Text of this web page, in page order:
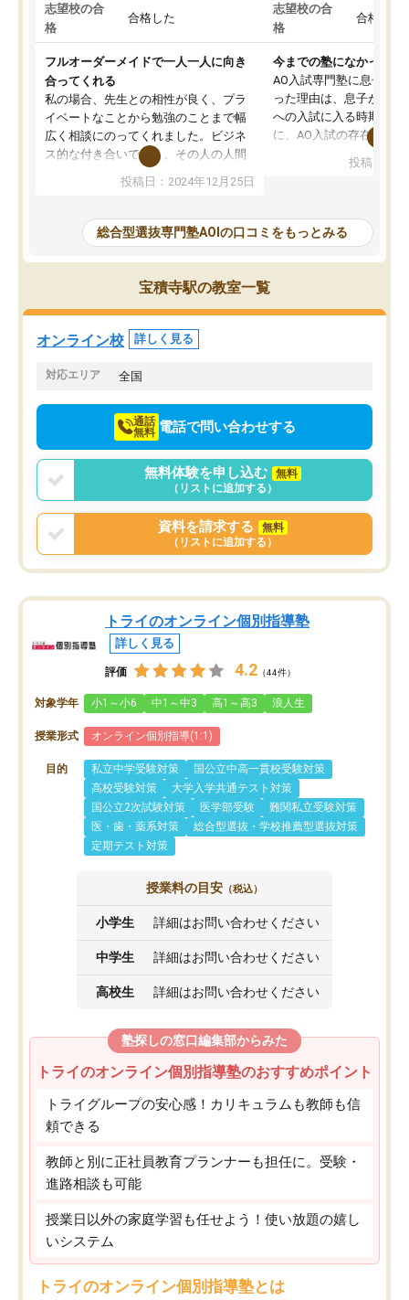
志望校の合
格
合格した
フルオーダーメイドで一人一人に向き
合ってくれる
私の場合、先生との相性が良く、プラ
イベートなことから勉強のことまで幅
広く相談にのってくれました。ビジネ
ス的な付き合いでなく、その人の人間
性までを適切に把握し、むきあってい
るなぁと強く感じることできました。
と相談すると、他の先生も紹介してく
ださり、客観的なアドバイスもいただ
くことができました（志望理由・自己
PR等の添削において）。そして、なに
より自習室が解放されている点がよか
ったです。友達と好きな時間に自習
し、お互いを高めあえる環境がありま
投稿日：2024年12月25日
志望校の合
格
合格した
今までの塾になかった
AO入試専門塾に息子を
った理由は、息子が高校
への入試に入る時期に差
に、AO入試の存在を息
たことから、AOIに入塾
で、AO入試を改めて知
それに対しての具体的な
ことでした。更に子供の
けてらっしゃいますので
投稿日：
総合型選抜専門塾AOIの口コミをもっとみる
宝積寺駅の教室一覧
オンライン校 詳しく見る
対応エリア 全国
通話
無料 電話で問い合わせする
無料体験を申し込む
無料
（リストに追加する）
資料を請求する
無料
（リストに追加する）
トライのオンライン個別指導塾
詳しく見る
評価 4.2 （44件）
対象学年 小1～小6 中1～中3 高1～高3 浪人生
授業形式 オンライン個別指導(1:1)
目的 私立中学受験対策
国公立中高一貫校受験対策
高校受験対策
大学入学共通テスト対策
国公立2次試験対策
医学部受験
難関私立受験対策
医・歯・薬系対策
総合型選抜・学校推薦型選抜対策
定期テスト対策
授業料の目安 （税込）
小学生 詳細はお問い合わせください
中学生 詳細はお問い合わせください
高校生 詳細はお問い合わせください
塾探しの窓口編集部からみた
トライのオンライン個別指導塾のおすすめポイント
トライグループの安心感！カリキュラムも教師も信
頼できる
教師と別に正社員教育プランナーも担任に。受験・
進路相談も可能
授業日以外の家庭学習も任せよう！使い放題の嬉し
いシステム
トライのオンライン個別指導塾とは